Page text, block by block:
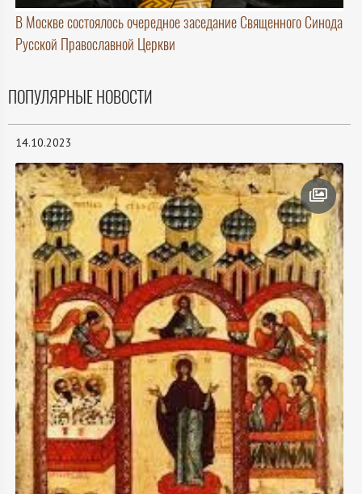
В Москве состоялось очередное заседание Священного Синода
Русской Православной Церкви
ПОПУЛЯРНЫЕ НОВОСТИ
14.10.2023